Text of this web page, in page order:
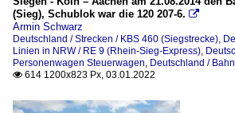
(Sieg), Schublok war die 120 207-6. 
Armin Schwarz
Deutschland / Strecken / KBS 460 (Siegstrecke),
Linien in NRW / RE 9 (Rhein-Sieg-Express),
Personenwagen Steuerwagen, Deutschland /
 614 1200x823 Px, 03.01.2022